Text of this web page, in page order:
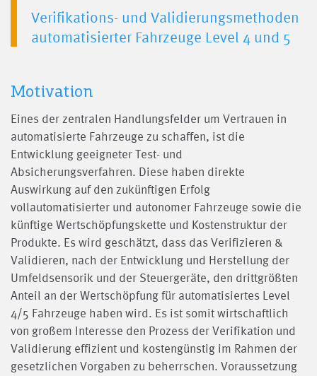
Verifikations- und Validierungsmethoden
automatisierter Fahrzeuge Level 4 und 5
Motivation
Eines der zentralen Handlungsfelder um Vertrauen in
automatisierte Fahrzeuge zu schaffen, ist die
Entwicklung geeigneter Test- und
Absicherungsverfahren. Diese haben direkte
Auswirkung auf den zukünftigen Erfolg
vollautomatisierter und autonomer Fahrzeuge sowie die
künftige Wertschöpfungskette und Kostenstruktur der
Produkte. Es wird geschätzt, dass das Verifizieren &
Validieren, nach der Entwicklung und Herstellung der
Umfeldsensorik und der Steuergeräte, den drittgrößten
Anteil an der Wertschöpfung für automatisiertes Level
4/5 Fahrzeuge haben wird. Es ist somit wirtschaftlich
von großem Interesse den Prozess der Verifikation und
Validierung effizient und kostengünstig im Rahmen der
gesetzlichen Vorgaben zu beherrschen. Voraussetzung